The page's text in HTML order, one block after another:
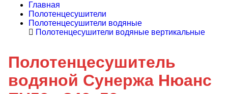
Главная
Полотенцесушители
Полотенцесушители водяные
Полотенцесушители водяные вертикальные
Полотенцесушитель
водяной Сунержа Нюанс